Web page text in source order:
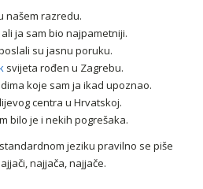
našem razredu.
ja sam bio najpametniji.
su jasnu poruku.
svijeta rođen u Zagrebu.
koje sam ja ikad upoznao.
centra u Hrvatskoj.
bilo je i nekih pogrešaka.
jeziku pravilno se piše
najjača, najjače.